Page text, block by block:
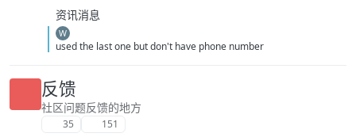
资讯消息
W
used the last one but don't have phone number
反馈
社区问题反馈的地方
35 151